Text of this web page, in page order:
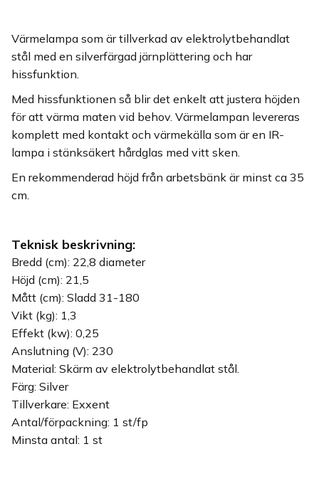
Värmelampa som är tillverkad av elektrolytbehandlat
stål med en silverfärgad järnplättering och har
hissfunktion.
Med hissfunktionen så blir det enkelt att justera höjden
för att värma maten vid behov. Värmelampan levereras
komplett med kontakt och värmekälla som är en IR-
lampa i stänksäkert hårdglas med vitt sken.
En rekommenderad höjd från arbetsbänk är minst ca 35
cm.
Teknisk beskrivning:
Bredd (cm): 22,8 diameter
Höjd (cm): 21,5
Mått (cm): Sladd 31-180
Vikt (kg): 1,3
Effekt (kw): 0,25
Anslutning (V): 230
Material: Skärm av elektrolytbehandlat stål.
Färg: Silver
Tillverkare: Exxent
Antal/förpackning: 1 st/fp
Minsta antal: 1 st